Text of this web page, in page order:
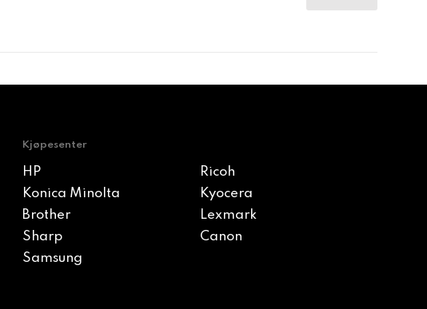
Kjøpesenter
HP
Ricoh
Konica Minolta
Kyocera
Brother
Lexmark
Sharp
Canon
Samsung